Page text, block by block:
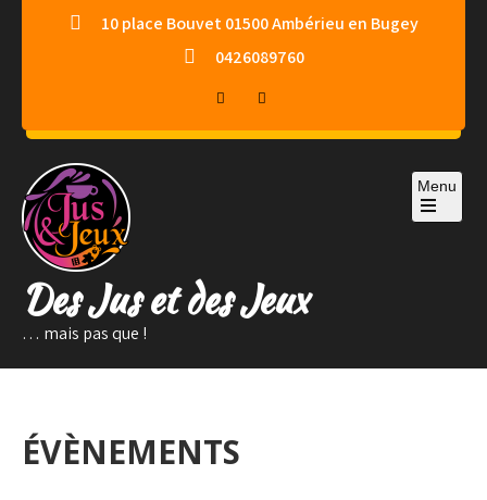
10 place Bouvet 01500 Ambérieu en Bugey
0426089760
Des Jus et des Jeux
… mais pas que !
Menu
ÉVÈNEMENTS